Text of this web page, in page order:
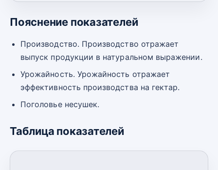
Пояснение показателей
Производство. Производство отражает
выпуск продукции в натуральном выражении.
Урожайность. Урожайность отражает
эффективность производства на гектар.
Поголовье несушек.
Таблица показателей